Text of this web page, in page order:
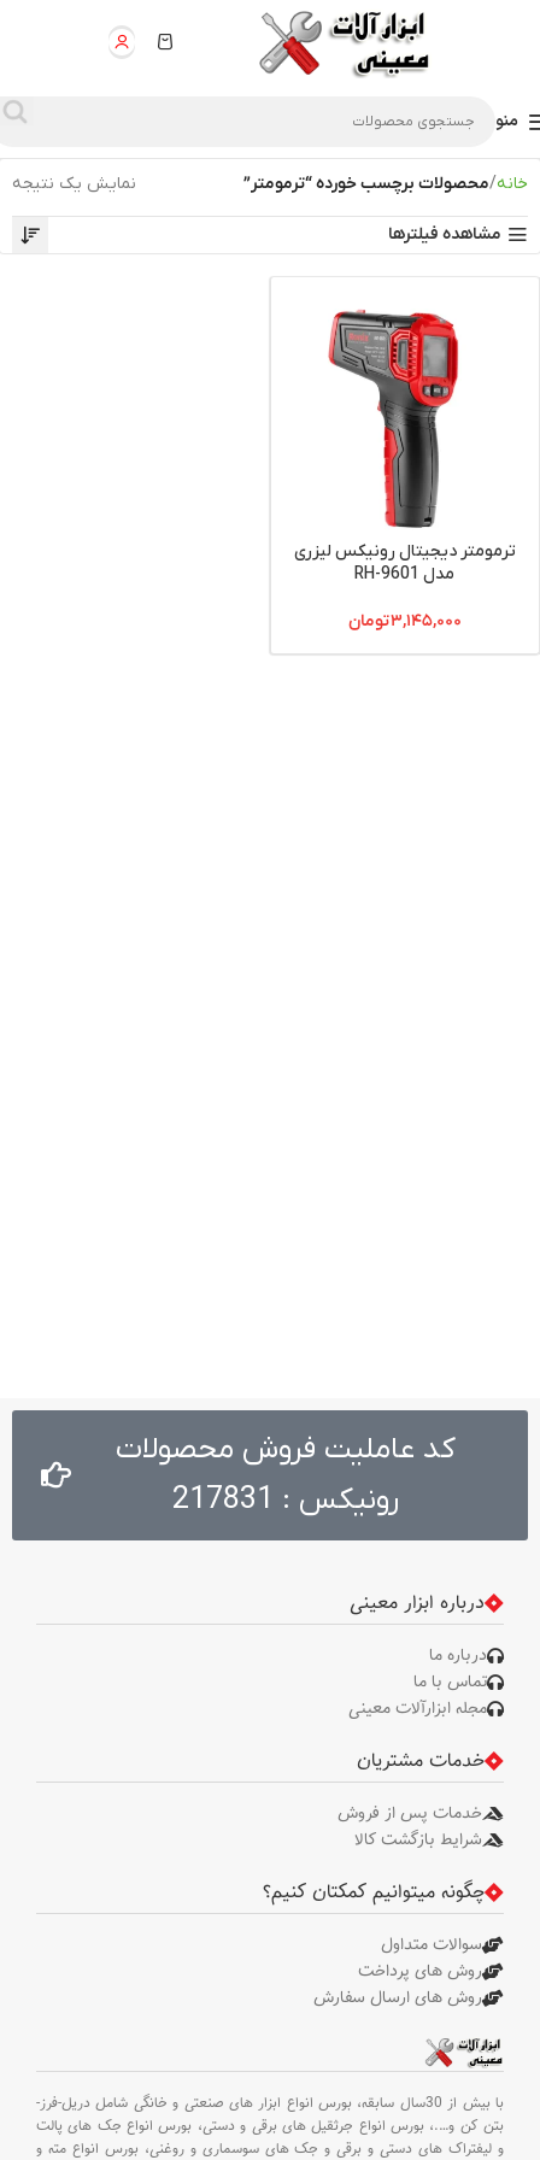
منو
خانه محصولات برچسب خورده “ترمومتر” نمایش یک نتیجه
مشاهده فیلترها
ترمومتر دیجیتال رونیکس لیزری
مدل RH-9601
۳,۱۴۵,۰۰۰تومان
کد عاملیت فروش محصولات
رونیکس : 217831
درباره ابزار معینی
درباره ما
تماس با ما
مجله ابزارآلات معینی
خدمات مشتریان
خدمات پس از فروش
شرایط بازگشت کالا
چگونه میتوانیم کمکتان کنیم؟
سوالات متداول
روش های پرداخت
روش های ارسال سفارش
با بیش از 30سال سابقه،
بورس انواع ابزار های صنعتی و خانگی شامل دریل-فرز-
بتن کن و….، بورس انواع جرثقیل های برقی و دستی، بورس انواع جک های پالت
و لیفتراک های دستی و برقی و جک های سوسماری و روغنی، بورس انواع مته و